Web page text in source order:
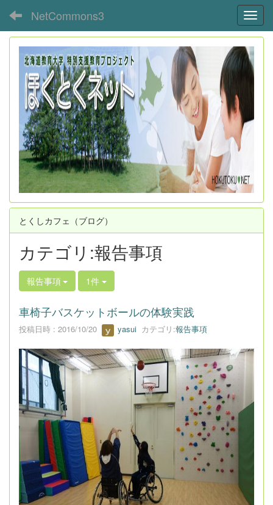
NetCommons3
とくしカフェ（ブログ）
カテゴリ:報告事項
報告事項 1件
車椅子バスケットボールの体験実践
投稿日時 : 2016/10/20 yasui カテゴリ:報告事項